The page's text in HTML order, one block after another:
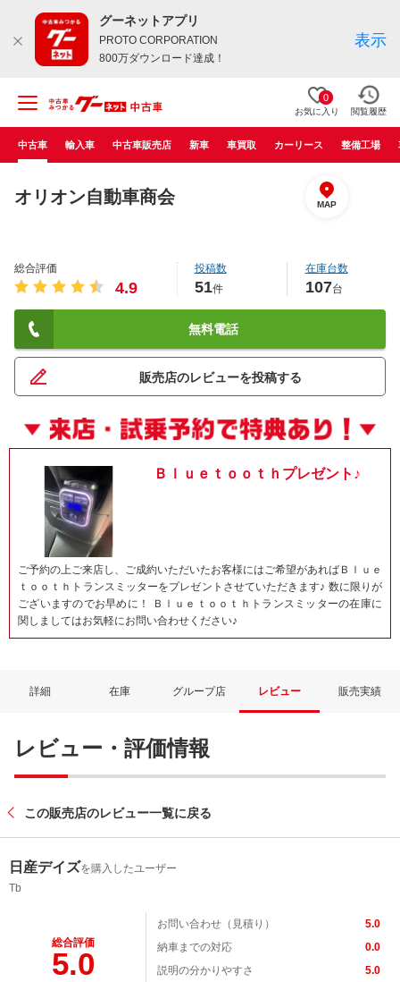
グーネットアプリ
PROTO CORPORATION
800万ダウンロード達成！
表示
0
お気に入り 閲覧履歴
中古車 輸入車 中古車販売店 新車 車買取 カーリース 整備工場
オリオン自動車商会 MAP
総合評価
4.9
投稿数
51件
在庫台数
107台
無料電話
販売店のレビューを投稿する
Ｂｌｕｅｔｏｏｔｈプレゼント♪
ご予約の上ご来店し、ご成約いただいたお客様にはご希望があればＢｌｕｅ
ｔｏｏｔｈトランスミッターをプレゼントさせていただきます♪ 数に限りが
ございますのでお早めに！ Ｂｌｕｅｔｏｏｔｈトランスミッターの在庫に
関しましてはお気軽にお問い合わせください♪
詳細 在庫 グループ店 レビュー 販売実績
レビュー・評価情報
この販売店のレビュー一覧に戻る
日産デイズを購入したユーザー
Tb
総合評価
5.0
お問い合わせ（見積り）
5.0
納車までの対応
0.0
説明の分かりやすさ
5.0